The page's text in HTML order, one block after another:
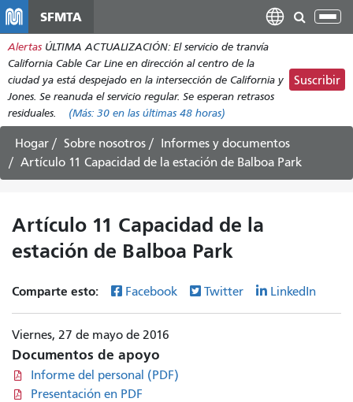
contenido
principal
SFMTA
Alertas ÚLTIMA ACTUALIZACIÓN: El servicio de tranvía
California Cable Car Line en dirección al centro de la
ciudad ya está despejado en la intersección de California y
Jones. Se reanuda el servicio regular. Se esperan retrasos
residuales.
(Más: 30 en las últimas 48 horas)
Suscribir
Hogar Sobre nosotros
Informes y documentos
Artículo 11 Capacidad de la estación de Balboa Park
Artículo 11 Capacidad de la
estación de Balboa Park
Comparte esto: Facebook Twitter LinkedIn
Viernes, 27 de mayo de 2016
Documentos de apoyo
Informe del personal (PDF)
Presentación en PDF